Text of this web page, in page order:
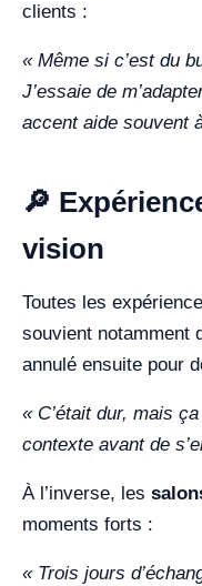
clients :
« Même si c’est du
J’essaie de
accent aide souvent
🔎
vision
Toutes les
souvient notamment
annulé ensuite pour
« C’était dur, mais
contexte avant de
À l’inverse, les
moments forts :
« Trois jours